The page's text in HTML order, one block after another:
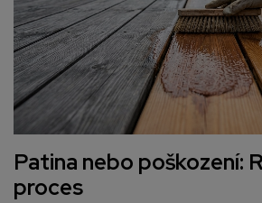
Patina nebo poškození:
proces